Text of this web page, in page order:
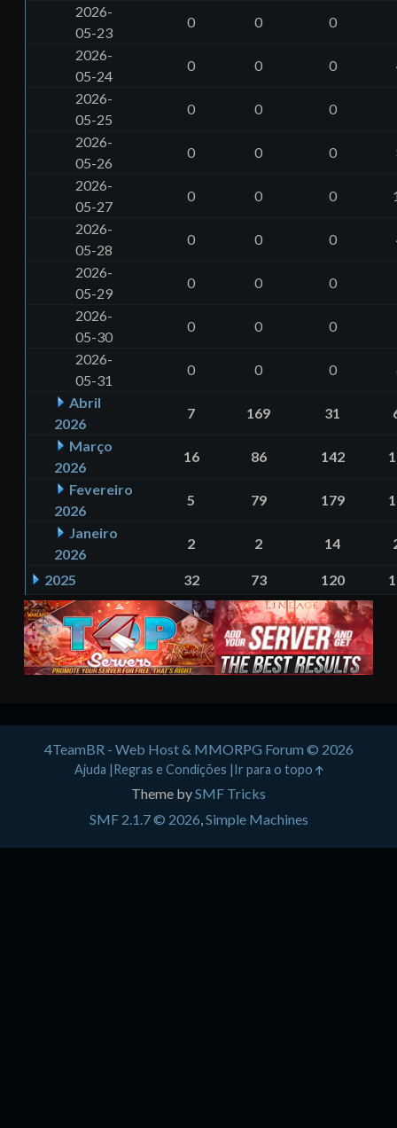
2026-
05-23
0 0 0
2026-
05-24
0 0 0
2026-
05-25
0 0 0
2026-
05-26
0 0 0
2026-
05-27
0 0 0
2026-
05-28
0 0 0
2026-
05-29
0 0 0
2026-
05-30
0 0 0
2026-
05-31
0 0 0
Abril
2026
7 169 31
Março
2026
16 86 142
Fevereiro
2026
5 79 179
Janeiro
2026
2 2 14
2025 32 73 120
Theme bySMF Tricks
SMF 2.1.7 © 2026,Simple Machines
4TeamBR - Web Host & MMORPG Forum © 2026
Ajuda Regras e Condições Ir para o topo